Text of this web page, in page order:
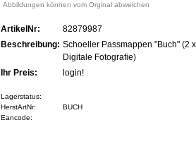
Abbildungen können vom Orginal abweichen
ArtikelNr:
82879987
Beschreibung: Schoeller Passmappen "Buch" (2
Digitale Fotografie)
Ihr Preis:
login!
Lagerstatus:
HerstArtNr:
BUCH
Eancode: